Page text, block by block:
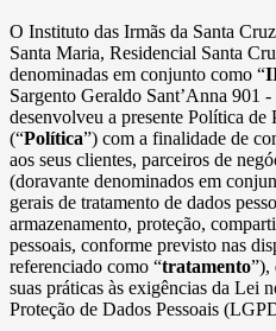
O Instituto das Irmãs da Santa
Santa Maria, Residencial Santa
denominadas em conjunto como “
Sargento Geraldo Sant’Anna 901
desenvolveu a presente Política de
(“Política”) com a finalidade de
aos seus clientes, parceiros de
(doravante denominados em
gerais de tratamento de dados
armazenamento, proteção,
pessoais, conforme previsto nas
referenciado como “tratamento”),
suas práticas às exigências da Lei
Proteção de Dados Pessoais